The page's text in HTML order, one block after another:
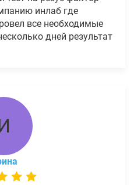
инлаб где
все необходимые
дней результат